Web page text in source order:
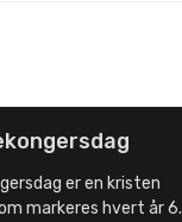
er en kristen
markeres hvert år 6.